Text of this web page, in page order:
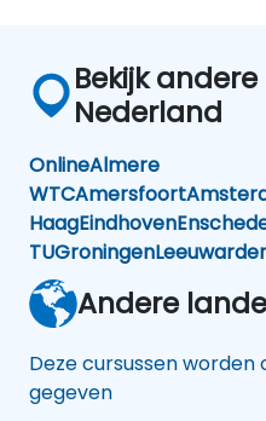
Bekijk
Nederland
OnlineAlmere
WTCAmersfoort
HaagEindhoven
TUGroningen
Andere
Deze cursussen worden
gegeven